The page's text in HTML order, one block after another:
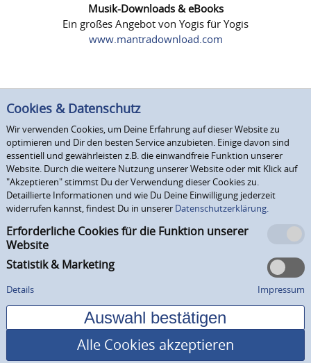
Musik-Downloads & eBooks
Ein großes Angebot von Yogis für Yogis
www.mantradownload.com
Cookies & Datenschutz
Wir verwenden Cookies, um Deine Erfahrung auf dieser Website zu
optimieren und Dir den besten Service anzubieten. Einige davon sind
essentiell und gewährleisten z.B. die einwandfreie Funktion unserer
Website. Durch die weitere Nutzung unserer Website oder mit Klick auf
"Akzeptieren" stimmst Du der Verwendung dieser Cookies zu.
Detaillierte Informationen und wie Du Deine Einwilligung jederzeit
widerrufen kannst, findest Du in unserer Datenschutzerklärung.
Erforderliche Cookies für die Funktion unserer
Website
Statistik & Marketing
Details Impressum
Alle Cookies akzeptieren